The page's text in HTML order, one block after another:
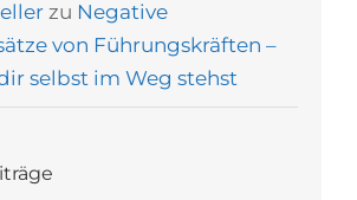
zu Negative
von Führungskräften –
selbst im Weg stehst